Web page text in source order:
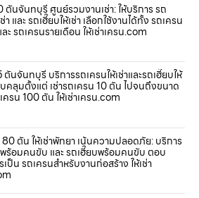
ตันจันทบุรี ศูนย์รวมงานเช่า: ให้บริการ รถ
า และ รถเฮี๊ยบให้เช่า เลือกใช้งานได้ทั้ง รถเครน
ะ รถเครนรายเดือน ให้เช่าเครน.com
ตันจันทบุรี บริการรถเครนให้เช่าและรถเฮี๊ยบให้
บคลุมตั้งแต่ เช่ารถเครน 10 ตัน ไปจนถึงขนาด
รน 100 ตัน ให้เช่าเครน.com
ตัน ให้เช่าพัทยา เน้นความปลอดภัย: บริการ
ร้อมคนขับ และ รถเฮี๊ยบพร้อมคนขับ ตอบ
เป็น รถเครนสำหรับงานก่อสร้าง ให้เช่า